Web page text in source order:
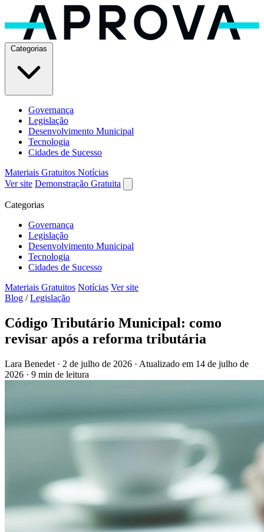
Governança
Legislação
Desenvolvimento Municipal
Tecnologia
Cidades de Sucesso
Materiais Gratuitos Notícias
Ver site Demonstração Gratuita
Categorias
Governança
Legislação
Desenvolvimento Municipal
Tecnologia
Cidades de Sucesso
Materiais Gratuitos Notícias Ver site
Blog / Legislação
Código Tributário Municipal: como
revisar após a reforma tributária
Lara Benedet · 2 de julho de 2026 · Atualizado em 14 de julho de
2026 · 9 min de leitura